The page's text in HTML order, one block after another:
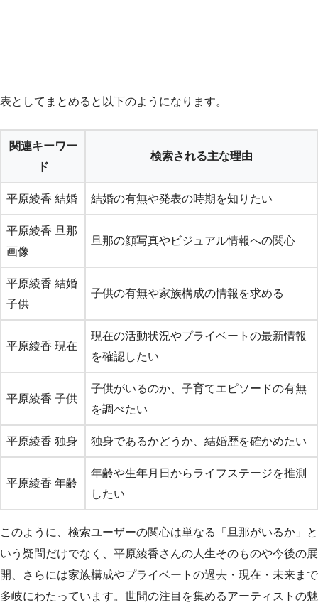
表としてまとめると以下のようになります。
関連キーワー
ド
検索される主な理由
平原綾香 結婚 結婚の有無や発表の時期を知りたい
平原綾香 旦那
画像
旦那の顔写真やビジュアル情報への関心
平原綾香 結婚
子供
子供の有無や家族構成の情報を求める
平原綾香 現在
現在の活動状況やプライベートの最新情報
を確認したい
平原綾香 子供
子供がいるのか、子育てエピソードの有無
を調べたい
平原綾香 独身 独身であるかどうか、結婚歴を確かめたい
平原綾香 年齢
年齢や生年月日からライフステージを推測
したい
このように、検索ユーザーの関心は単なる「旦那がいるか」と
いう疑問だけでなく、平原綾香さんの人生そのものや今後の展
開、さらには家族構成やプライベートの過去・現在・未来まで
多岐にわたっています。世間の注目を集めるアーティストの魅